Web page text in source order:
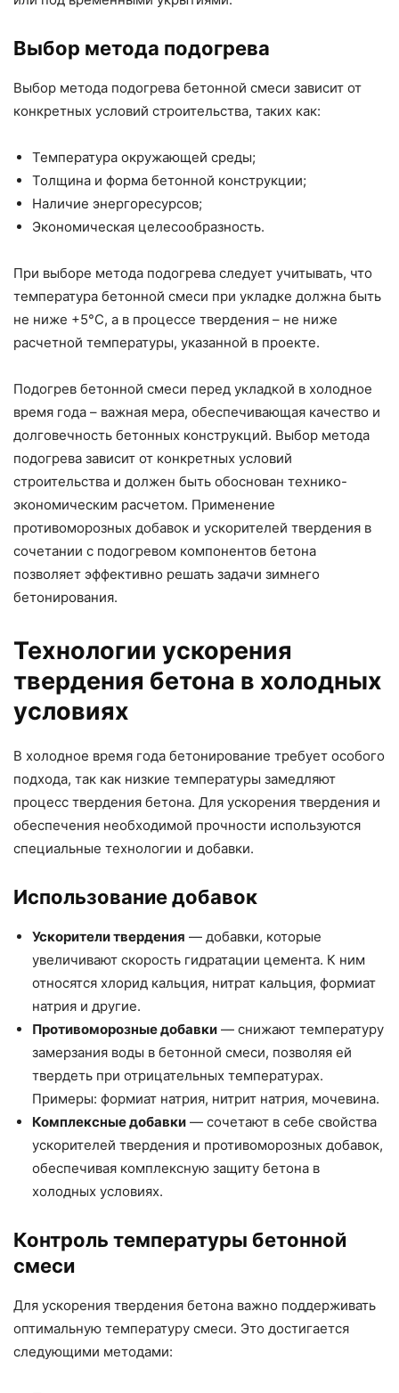
Выбор метода подогрева
Выбор метода подогрева бетонной смеси зависит от
конкретных условий строительства, таких как:
Температура окружающей среды;
Толщина и форма бетонной конструкции;
Наличие энергоресурсов;
Экономическая целесообразность.
При выборе метода подогрева следует учитывать, что
температура бетонной смеси при укладке должна быть
не ниже +5°C, а в процессе твердения – не ниже
расчетной температуры, указанной в проекте.
Подогрев бетонной смеси перед укладкой в холодное
время года – важная мера, обеспечивающая качество и
долговечность бетонных конструкций. Выбор метода
подогрева зависит от конкретных условий
строительства и должен быть обоснован технико-
экономическим расчетом. Применение
противоморозных добавок и ускорителей твердения в
сочетании с подогревом компонентов бетона
позволяет эффективно решать задачи зимнего
бетонирования.
Технологии ускорения
твердения бетона в холодных
условиях
В холодное время года бетонирование требует особого
подхода, так как низкие температуры замедляют
процесс твердения бетона. Для ускорения твердения и
обеспечения необходимой прочности используются
специальные технологии и добавки.
Использование добавок
Ускорители твердения — добавки, которые
увеличивают скорость гидратации цемента. К ним
относятся хлорид кальция, нитрат кальция, формиат
натрия и другие.
Противоморозные добавки — снижают температуру
замерзания воды в бетонной смеси, позволяя ей
твердеть при отрицательных температурах.
Примеры: формиат натрия, нитрит натрия, мочевина.
Комплексные добавки — сочетают в себе свойства
ускорителей твердения и противоморозных добавок,
обеспечивая комплексную защиту бетона в
холодных условиях.
Контроль температуры бетонной
смеси
Для ускорения твердения бетона важно поддерживать
оптимальную температуру смеси. Это достигается
следующими методами: